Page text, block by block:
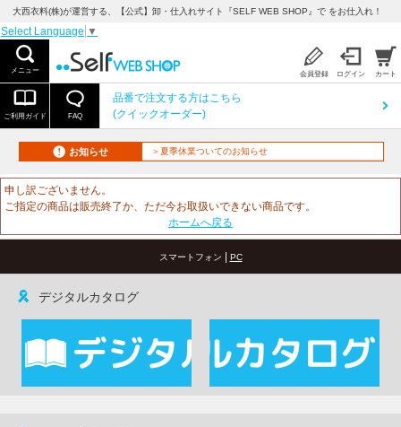
大西衣料(株)が運営する、【公式】卸・仕入れサイト『SELF WEB SHOP』で をお仕入れ！
Select Language ▼
メニュー 会員登録 ログイン カート
ご利用ガイド FAQ
品番で注文する方はこちら
(クイックオーダー)
お知らせ ＞夏季休業ついてのお知らせ
申し訳ございません。
ご指定の商品は販売終了か、ただ今お取扱いできない商品です。
ホームへ戻る
スマートフォン | PC
デジタルカタログ